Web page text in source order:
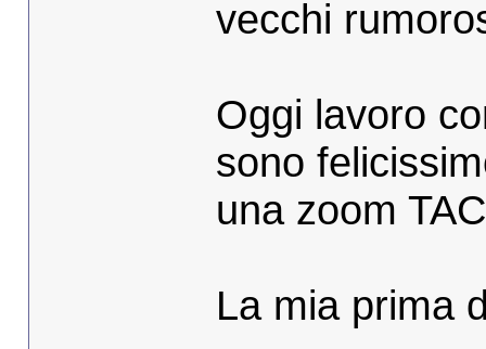
vecchi
Oggi lavoro
sono
una zoom
La mia prima